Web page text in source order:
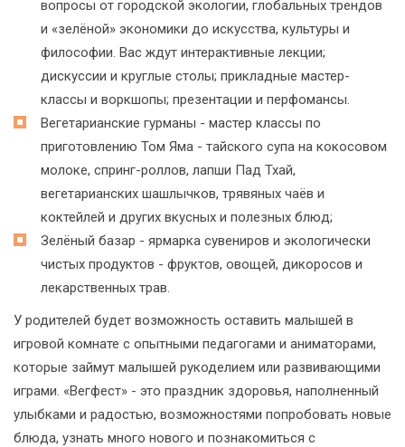
вопросы от городской экологии, глобальных трендов
и «зелёной» экономики до искусства, культуры и
философии. Вас ждут интерактивные лекции;
дискуссии и круглые столы; прикладные мастер-
классы и воркшопы; презентации и перфомансы.
Вегетарианские гурманы - мастер классы по
приготовлению Том Яма - тайского супа на кокосовом
молоке, спринг-роллов, лапши Пад Тхай,
вегетарианских шашлычков, трявяных чаёв и
коктейлей и других вкусных и полезных блюд;
Зелёный базар - ярмарка сувениров и экологически
чистых продуктов - фруктов, овощей, дикоросов и
лекарственных трав.
У родителей будет возможность оставить малышей в
игровой комнате с опытными педагогами и аниматорами,
которые займут малышей рукоделием или развивающими
играми. «Вегфест» - это праздник здоровья, наполненный
улыбками и радостью, возможностями попробовать новые
блюда, узнать много нового и познакомиться с